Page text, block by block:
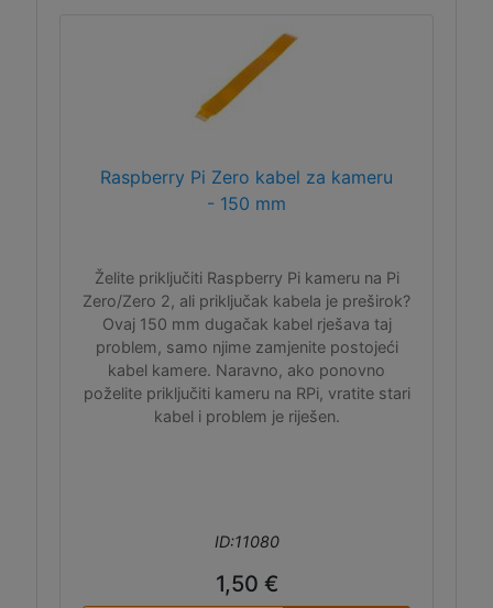
Raspberry Pi Zero kabel za kameru
- 150 mm
Želite priključiti Raspberry Pi kameru na Pi
Zero/Zero 2, ali priključak kabela je preširok?
Ovaj 150 mm dugačak kabel rješava taj
problem, samo njime zamjenite postojeći
kabel kamere. Naravno, ako ponovno
poželite priključiti kameru na RPi, vratite stari
kabel i problem je riješen.
ID:11080
1,50 €